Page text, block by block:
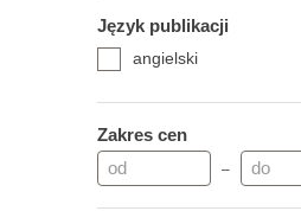
Język publikacji
angielski
Zakres cen
–